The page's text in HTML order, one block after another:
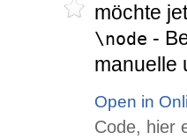
möchte
\node -
manuelle
Open in
Code, hier